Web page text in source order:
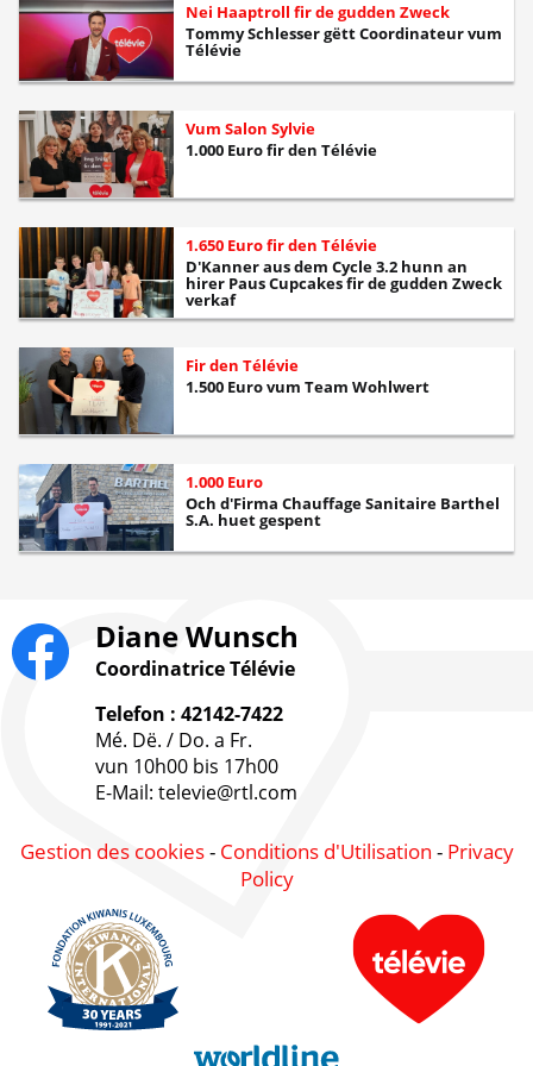
Nei Haaptroll fir de gudden Zweck
Tommy Schlesser gëtt Coordinateur vum
Télévie
Vum Salon Sylvie
1.000 Euro fir den Télévie
1.650 Euro fir den Télévie
D'Kanner aus dem Cycle 3.2 hunn an
hirer Paus Cupcakes fir de gudden Zweck
verkaf
Fir den Télévie
1.500 Euro vum Team Wohlwert
1.000 Euro
Och d'Firma Chauffage Sanitaire Barthel
S.A. huet gespent
Diane Wunsch
Coordinatrice Télévie
Telefon : 42142-7422
Mé. Dë. / Do. a Fr.
vun 10h00 bis 17h00
E-Mail: televie@rtl.com
Gestion des cookies- Conditions d'Utilisation - Privacy
Policy